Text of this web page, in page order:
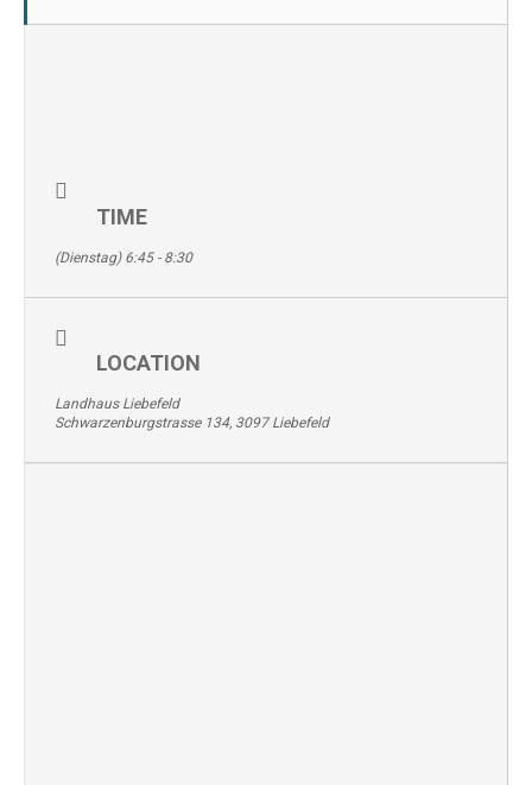
TIME
(Dienstag) 6:45 - 8:30
LOCATION
Landhaus Liebefeld
Schwarzenburgstrasse 134, 3097 Liebefeld